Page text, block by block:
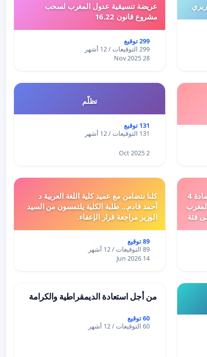
عريضة تنسيقية عدول المغرب لسحب
مشروع قانون 16.22
299 توقيع
299 التوقيعات / 12 أشهر
28 Nov 2025
تظلّم
131 توقيع
131 التوقيعات / 12 أشهر
2 Oct 2025
دعم ملف تفعيل النصوص التنظيمية للمادة 4
بالمغرب
فئة
كلنا نتضامن مع عميد كلية اللغة العربية د
أحمد قادم... طلبة الكلية يلتمسون من السيد
الوزير مراجعة قرار الإعفاء.
89 توقيع
89 التوقيعات / 12 أشهر
14 Jun 2026
من أجل استعادة الديمقراطية والكرامة
60 توقيع
60 التوقيعات / 12 أشهر